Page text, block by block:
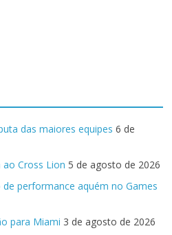
das maiores equipes 6 de
Cross Lion 5 de agosto de 2026
performance aquém no Games
para Miami 3 de agosto de 2026